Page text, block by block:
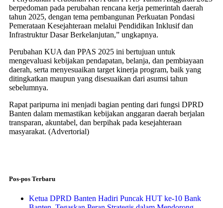
berpedoman pada perubahan rencana kerja pemerintah daerah
tahun 2025, dengan tema pembangunan Perkuatan Pondasi
Pemerataan Kesejahteraan melalui Pendidikan Inklusif dan
Infrastruktur Dasar Berkelanjutan,” ungkapnya.
Perubahan KUA dan PPAS 2025 ini bertujuan untuk
mengevaluasi kebijakan pendapatan, belanja, dan pembiayaan
daerah, serta menyesuaikan target kinerja program, baik yang
ditingkatkan maupun yang disesuaikan dari asumsi tahun
sebelumnya.
Rapat paripurna ini menjadi bagian penting dari fungsi DPRD
Banten dalam memastikan kebijakan anggaran daerah berjalan
transparan, akuntabel, dan berpihak pada kesejahteraan
masyarakat. (Advertorial)
Pos-pos Terbaru
Ketua DPRD Banten Hadiri Puncak HUT ke-10 Bank